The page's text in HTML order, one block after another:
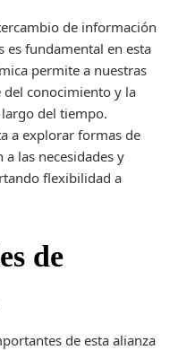
de información
es fundamental en esta
permite a nuestras
del conocimiento y la
del tiempo.
a explorar formas de
las necesidades y
flexibilidad a
de
de esta alianza